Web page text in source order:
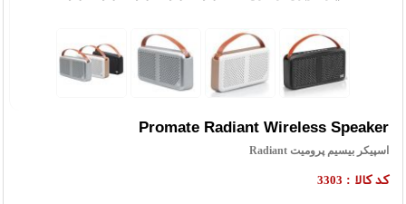
Promate Radiant Wireless Speaker
اسپیکر بیسیم پرومیت Radiant
کد کالا : 3303